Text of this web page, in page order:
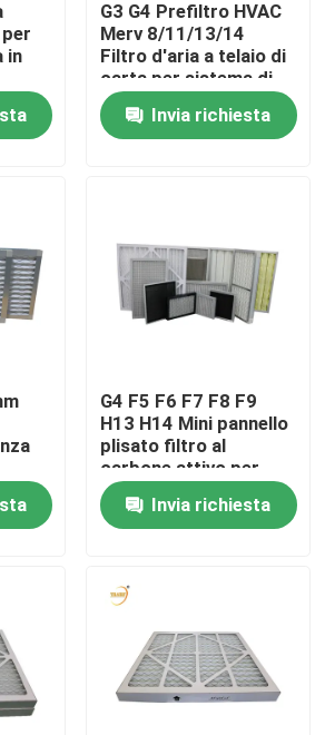
piega HEPA
in
G3 G4 Prefiltro HVAC
Merv 8/11/13/14
Filtro d'aria a telaio di
carta per sistema di
condizionamento
d'aria Invia richiesta
G4 F5 F6 F7 F8 F9
H13 H14 Mini pannello
plisato filtro al
carbone attivo per
aria condizionata
domesticaInvia richiesta